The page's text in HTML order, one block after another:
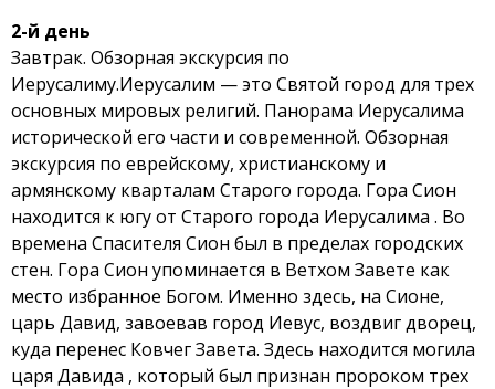
2-й день
Завтрак. Обзорная экскурсия по
Иерусалиму.Иерусалим — это Святой город для трех
основных мировых религий. Панорама Иерусалима
исторической его части и современной. Обзорная
экскурсия по еврейскому, христианскому и
армянскому кварталам Старого города. Гора Сион
находится к югу от Старого города Иерусалима . Во
времена Спасителя Сион был в пределах городских
стен. Гора Сион упоминается в Ветхом Завете как
место избранное Богом. Именно здесь, на Сионе,
царь Давид, завоевав город Иевус, воздвиг дворец,
куда перенес Ковчег Завета. Здесь находится могила
царя Давида , который был признан пророком трех